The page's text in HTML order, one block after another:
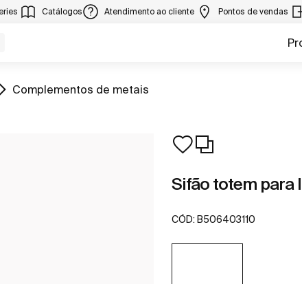
Catálogos Atendimento ao cliente Pontos de vendas
Ir para
Complementos de metais
Sifão totem para
CÓD: B506403110